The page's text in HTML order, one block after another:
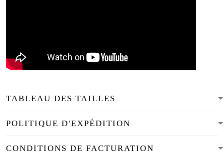
TABLEAU DES TAILLES
POLITIQUE D'EXPÉDITION
CONDITIONS DE FACTURATION